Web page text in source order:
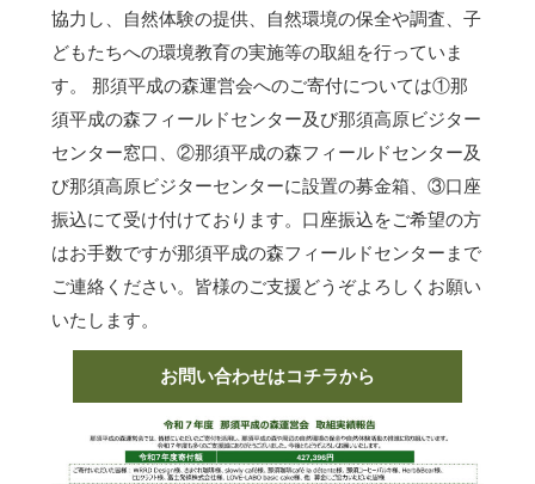
協力し、自然体験の提供、自然環境の保全や調査、子
どもたちへの環境教育の実施等の取組を行っていま
す。 那須平成の森運営会へのご寄付については①那
須平成の森フィールドセンター及び那須高原ビジター
センター窓口、②那須平成の森フィールドセンター及
び那須高原ビジターセンターに設置の募金箱、③口座
振込にて受け付けております。口座振込をご希望の方
はお手数ですが那須平成の森フィールドセンターまで
ご連絡ください。皆様のご支援どうぞよろしくお願い
いたします。
お問い合わせはコチラから